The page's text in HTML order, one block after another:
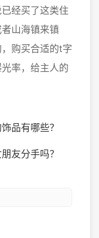
经买了这类住
山海镇来镇
购买合适的t字
率，给主人的
品有哪些？
友分手吗？